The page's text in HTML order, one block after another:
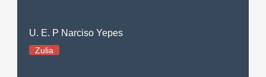
U. E. P Narciso Yepes
Zulia